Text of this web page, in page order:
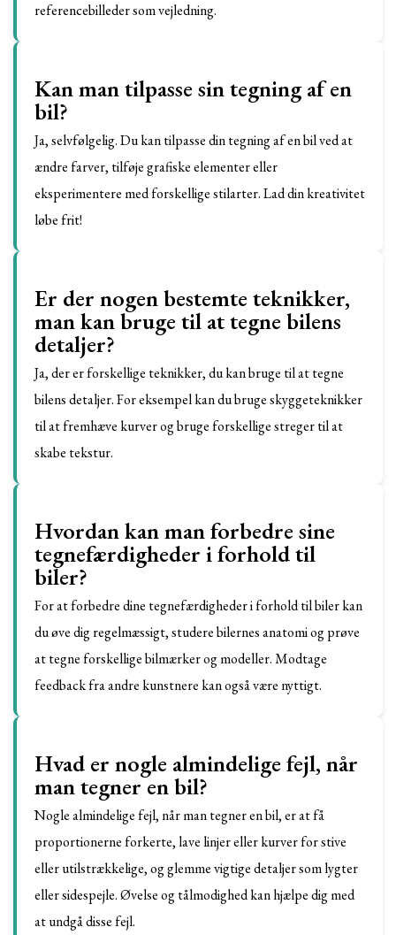
referencebilleder som vejledning.
Kan man tilpasse sin tegning af en
bil?
Ja, selvfølgelig. Du kan tilpasse din tegning af en bil ved at
ændre farver, tilføje grafiske elementer eller
eksperimentere med forskellige stilarter. Lad din kreativitet
løbe frit!
Er der nogen bestemte teknikker,
man kan bruge til at tegne bilens
detaljer?
Ja, der er forskellige teknikker, du kan bruge til at tegne
bilens detaljer. For eksempel kan du bruge skyggeteknikker
til at fremhæve kurver og bruge forskellige streger til at
skabe tekstur.
Hvordan kan man forbedre sine
tegnefærdigheder i forhold til
biler?
For at forbedre dine tegnefærdigheder i forhold til biler kan
du øve dig regelmæssigt, studere bilernes anatomi og prøve
at tegne forskellige bilmærker og modeller. Modtage
feedback fra andre kunstnere kan også være nyttigt.
Hvad er nogle almindelige fejl, når
man tegner en bil?
Nogle almindelige fejl, når man tegner en bil, er at få
proportionerne forkerte, lave linjer eller kurver for stive
eller utilstrækkelige, og glemme vigtige detaljer som lygter
eller sidespejle. Øvelse og tålmodighed kan hjælpe dig med
at undgå disse fejl.